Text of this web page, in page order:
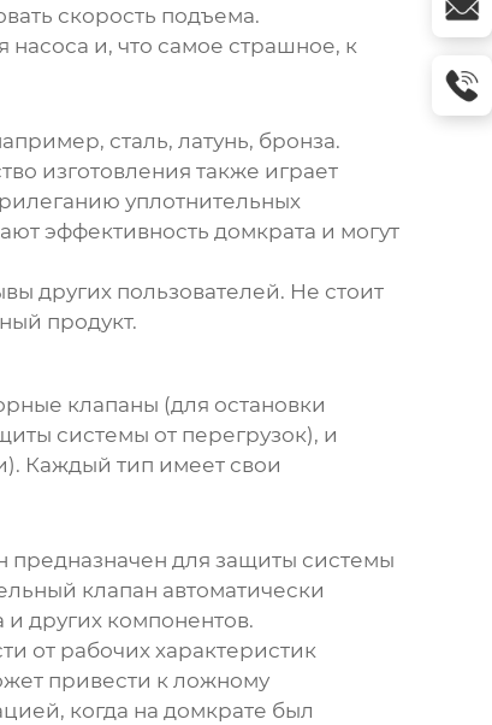
скорость подъема.
и, что самое страшное, к
сталь, латунь, бронза.
изготовления также играет
уплотнительных
эффективность домкрата и могут
других пользователей. Не стоит
продукт.
клапаны (для остановки
системы от перегрузок), и
Каждый тип имеет свои
предназначен для защиты системы
клапан автоматически
других компонентов.
от рабочих характеристик
привести к ложному
когда на домкрате был